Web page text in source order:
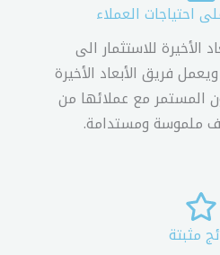
احتياجات العملاء
للاستثمار الى
فريق الأبعاد الأخيرة
المستمر مع عملائها من
ملموسة ومستدامة.
مثبتة